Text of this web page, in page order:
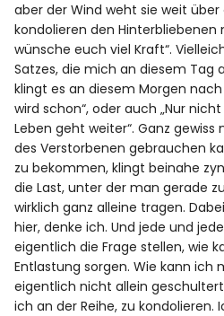
aber der Wind weht sie weit über
kondolieren den Hinterbliebenen
wünsche euch viel Kraft“.
Satzes, die mich an diesem Tag
klingt es an diesem Morgen
wird schon“, oder auch „Nur
Leben geht weiter“. Ganz gewiss
des Verstorbenen gebrauchen
zu bekommen, klingt beinahe
die Last, unter der man gerade
wirklich ganz alleine tragen.
hier, denke ich. Und jede und
eigentlich die Frage stellen, wie
Entlastung sorgen. Wie kann ich
eigentlich nicht allein
ich an der Reihe, zu